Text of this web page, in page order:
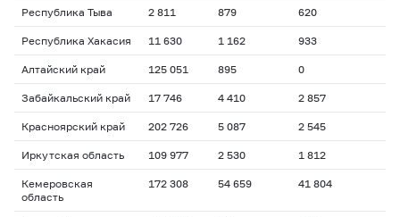
Республика Тыва 2 811 879 620
Республика Хакасия 11 630 1 162 933
Алтайский край 125 051 895 0
Забайкальский край 17 746 4 410 2 857
Красноярский край 202 726 5 087 2 545
Иркутская область 109 977 2 530 1 812
Кемеровская
область
172 308 54 659 41 804